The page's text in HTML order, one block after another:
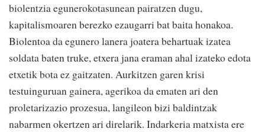
biolentzia egunerokotasunean pairatzen dugu,
kapitalismoaren berezko ezaugarri bat baita honakoa.
Biolentoa da egunero lanera joatera behartuak izatea
soldata baten truke, etxera jana eraman ahal izateko edota
etxetik bota ez gaitzaten. Aurkitzen garen krisi
testuinguruan gainera, agerikoa da ematen ari den
proletarizazio prozesua, langileon bizi baldintzak
nabarmen okertzen ari direlarik. Indarkeria matxista ere